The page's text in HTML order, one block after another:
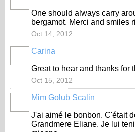
One should always carry
bergamot. Merci and smiles
Oct 14, 2012
Carina
Great to hear and thanks for
Oct 15, 2012
Mim Golub Scalin
J'ai aimé le bonbon. C'était
Grandmere Eliane. Je lui